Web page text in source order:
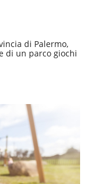
di Palermo,
di un parco giochi